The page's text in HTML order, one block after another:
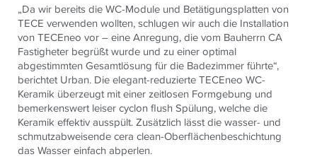
„Da wir bereits die WC-Module und Betätigungsplatten von
TECE verwenden wollten, schlugen wir auch die Installation
von TECEneo vor – eine Anregung, die vom Bauherrn CA
Fastigheter begrüßt wurde und zu einer optimal
abgestimmten Gesamtlösung für die Badezimmer führte“,
berichtet Urban. Die elegant-reduzierteTECEneo WC-
Keramik überzeugt mit einer zeitlosen Formgebung und
bemerkenswert leiser cyclon flush Spülung, welche die
Keramik effektiv ausspült. Zusätzlich lässt die wasser- und
schmutzabweisende cera clean-Oberflächenbeschichtung
das Wasser einfach abperlen.